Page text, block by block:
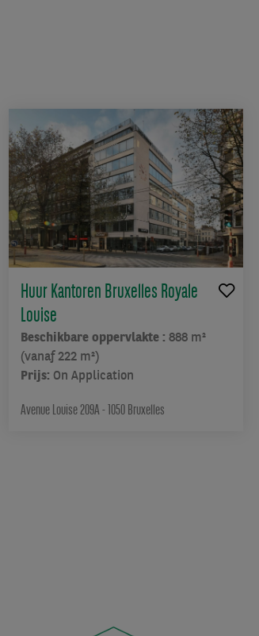
Huur Kantoren Bruxelles Royale
Louise
Beschikbare oppervlakte : 888 m²
(vanaf 222 m²)
Prijs: On Application
Avenue Louise 209A - 1050 Bruxelles